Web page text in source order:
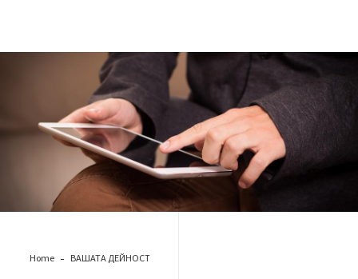
Електроника и електротехника
Home ВАШАТА ДЕЙНОСТ